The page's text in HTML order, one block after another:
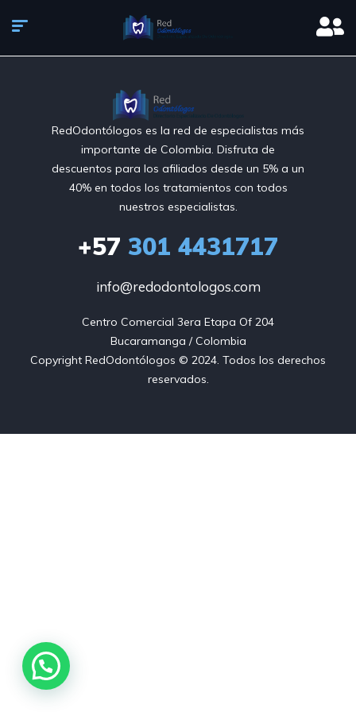
RedOdontólogos es la red de especialistas más
importante de Colombia. Disfruta de
descuentos para los afiliados desde un 5% a un
40% en todos los tratamientos con todos
nuestros especialistas.
+57 301 4431717
info@redodontologos.com
Centro Comercial 3era Etapa Of 204
Bucaramanga / Colombia
Copyright RedOdontólogos © 2024. Todos los derechos
reservados.